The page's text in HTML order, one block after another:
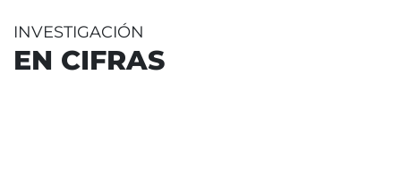
INVESTIGACIÓN
EN CIFRAS